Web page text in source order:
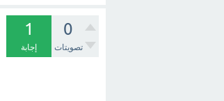
0
تصويتات
1
إجابة